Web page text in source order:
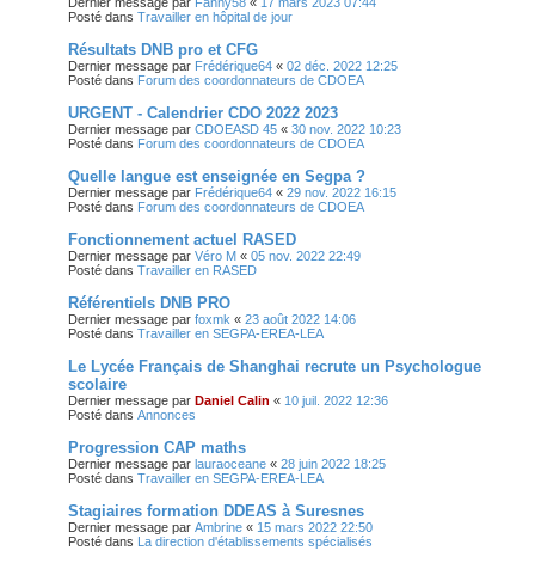
Posté dans Travailler en hôpital de jour
Résultats DNB pro et CFG
Dernier message par Frédérique64 « 02 déc. 2022 12:25
Posté dans Forum des coordonnateurs de CDOEA
URGENT - Calendrier CDO 2022 2023
Dernier message par CDOEASD 45 « 30 nov. 2022 10:23
Posté dans Forum des coordonnateurs de CDOEA
Quelle langue est enseignée en Segpa ?
Dernier message par Frédérique64 « 29 nov. 2022 16:15
Posté dans Forum des coordonnateurs de CDOEA
Fonctionnement actuel RASED
Dernier message par Véro M « 05 nov. 2022 22:49
Posté dans Travailler en RASED
Référentiels DNB PRO
Dernier message par foxmk « 23 août 2022 14:06
Posté dans Travailler en SEGPA-EREA-LEA
Le Lycée Français de Shanghai recrute un Psychologue
scolaire
Dernier message par Daniel Calin « 10 juil. 2022 12:36
Posté dans Annonces
Progression CAP maths
Dernier message par lauraoceane « 28 juin 2022 18:25
Posté dans Travailler en SEGPA-EREA-LEA
Stagiaires formation DDEAS à Suresnes
Dernier message par Ambrine « 15 mars 2022 22:50
Posté dans La direction d'établissements spécialisés